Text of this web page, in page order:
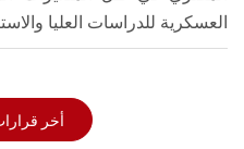
العسكرية للدراسات العليا
أخر